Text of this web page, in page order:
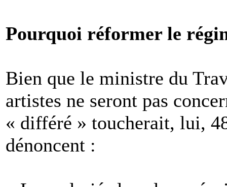
Pourquoi réformer le
Bien que le ministre du
artistes ne seront pas
« différé » toucherait, lui,
dénoncent :